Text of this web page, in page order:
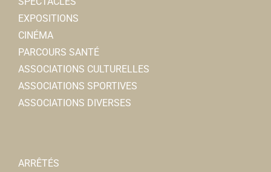
EXPOSITIONS
CINÉMA
PARCOURS SANTÉ
ASSOCIATIONS CULTURELLES
ASSOCIATIONS SPORTIVES
ASSOCIATIONS DIVERSES
ARRÊTÉS